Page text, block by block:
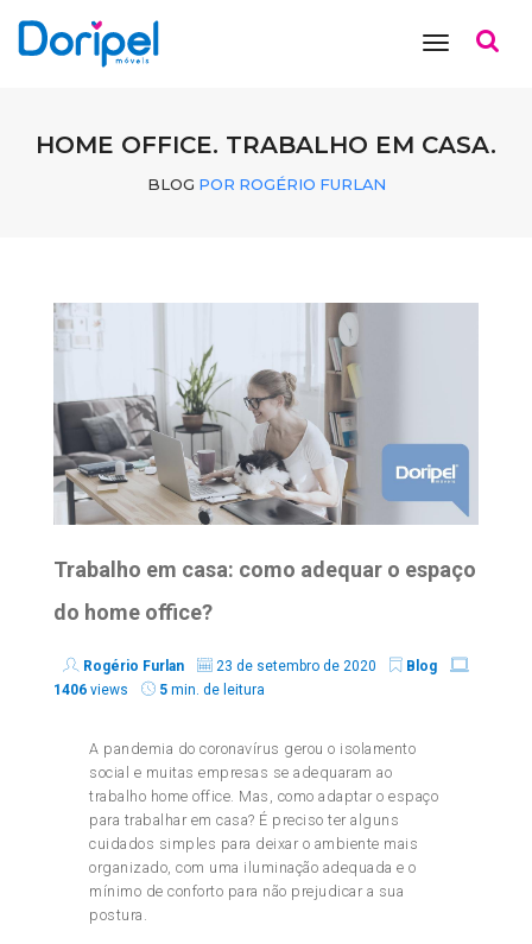
toggle
HOME OFFICE. TRABALHO EM CASA.
BLOG POR ROGÉRIO FURLAN
Trabalho em casa: como adequar o espaço
do home office?
Rogério Furlan 23 de setembro de 2020
Blog
1406 views 5 min. de leitura
A pandemia do coronavírus gerou o isolamento
social e muitas empresas se adequaram ao
trabalho home office. Mas, como adaptar o espaço
para trabalhar em casa? É preciso ter alguns
cuidados simples para deixar o ambiente mais
organizado, com uma iluminação adequada e o
mínimo de conforto para não prejudicar a sua
postura.